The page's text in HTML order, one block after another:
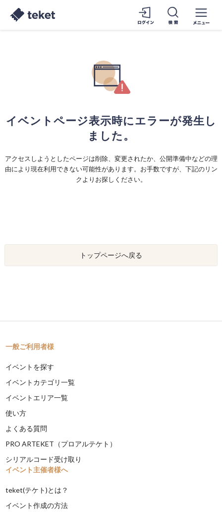
イベントページ表示時にエラーが発生し
ました。
アクセスしようとしたページは削除、変更されたか、公開準備中などの理
由により現在利用できない可能性があります。お手数ですが、下記のリン
クよりお探しください。
トップページへ戻る
一般ご利用者様
イベントを探す
イベントカテゴリ一覧
イベントエリア一覧
使い方
よくある質問
PRO ARTEKET（プロアルテケト）
シリアルコード受け取り
イベント主催者様へ
teket(テケト)とは？
イベント作成の方法